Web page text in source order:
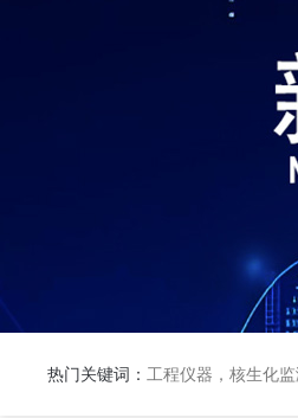
热门关键词： 工程仪器，核生化